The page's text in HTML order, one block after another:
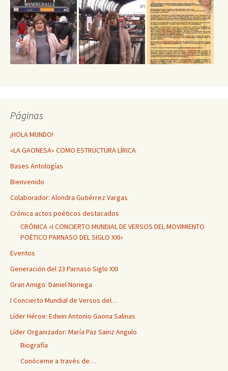
Páginas
¡HOLA MUNDO!
«LA GAONESA» COMO ESTRUCTURA LÍRICA
Bases Antologías
Bienvenido
Colaborador: Alondra Gutiérrez Vargas
Crónica actos poéticos destacados
CRÓNICA «I CONCIERTO MUNDIAL DE VERSOS DEL MOVIMIENTO
POÉTICO PARNASO DEL SIGLO XXI»
Eventos
Generación del 23 Parnaso Siglo XXI
Gran Amigo: Daniel Noriega
I Concierto Mundial de Versos del…
Líder Héroe: Edwin Antonio Gaona Salinas
Líder Organizador: María Paz Sainz Angulo
Biografía
Conóceme a través de…